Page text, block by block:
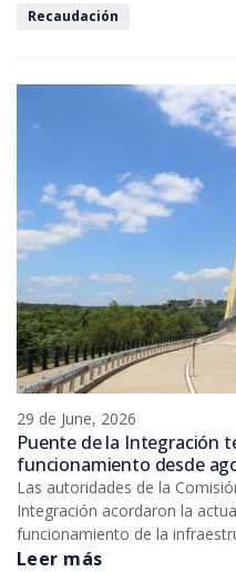
187.254 millones menos
Recaudación
29 de June, 2026
Puente de la Integración
funcionamiento desde
Las autoridades de la
Integración acordaron la
funcionamiento de la
de Presidente Franco y Foz
Leer más